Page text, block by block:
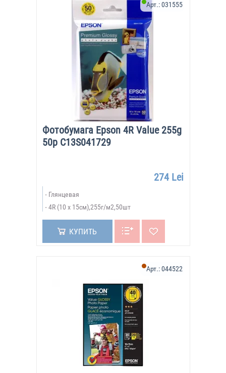
Фотобумага Epson 4R Value 255g
50p C13S041729
Арт.:031555
274 Lei
Глянцевая
4R (10 x 15см),255г/м2,50шт
КУПИТЬ
Арт.:044522